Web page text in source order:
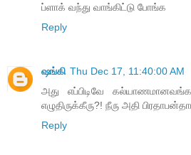
ப்ளாக் வந்து வாங்கிட்டு போங்க
Reply
ஷங்கி Thu Dec 17, 11:40:00 AM
அது எப்பிடிவே
எழுதிருக்கீரு?! நீரு அதி
Reply